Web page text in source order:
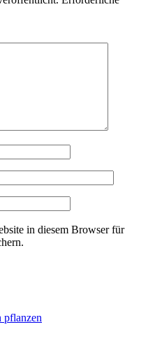
in diesem Browser für